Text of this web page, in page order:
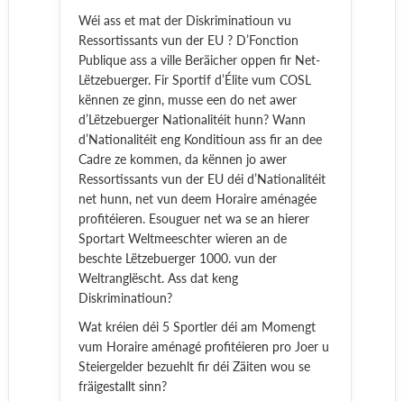
Wéi ass et mat der Diskriminatioun vu
Ressortissants vun der EU ? D’Fonction
Publique ass a ville Beräicher oppen fir Net-
Lëtzebuerger. Fir Sportif d’Élite vum COSL
kënnen ze ginn, musse een do net awer
d’Lëtzebuerger Nationalitéit hunn? Wann
d’Nationalitéit eng Konditioun ass fir an dee
Cadre ze kommen, da kënnen jo awer
Ressortissants vun der EU déi d’Nationalitéit
net hunn, net vun deem Horaire aménagée
profitéieren. Esouguer net wa se an hierer
Sportart Weltmeeschter wieren an de
beschte Lëtzebuerger 1000. vun der
Weltranglëscht. Ass dat keng
Diskriminatioun?
Wat kréien déi 5 Sportler déi am Momengt
vum Horaire aménagé profitéieren pro Joer u
Steiergelder bezuehlt fir déi Zäiten wou se
fräigestallt sinn?